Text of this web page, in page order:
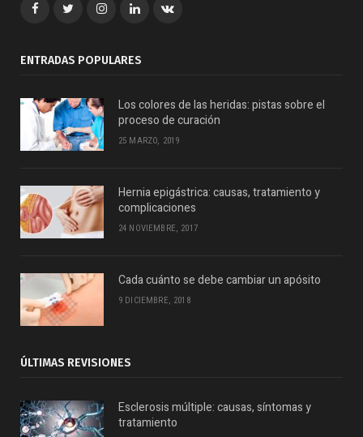
FacebookTwitterGoogle+LinkedInVK
ENTRADAS POPULARES
Los colores de las heridas: pistas sobre el
proceso de curación
25 MARZO, 2019
Hernia epigástrica: causas, tratamiento y
complicaciones
24 NOVIEMBRE, 2017
Cada cuánto se debe cambiar un apósito
9 DICIEMBRE, 2018
ÚLTIMAS REVISIONES
Esclerosis múltiple: causas, síntomas y
tratamiento